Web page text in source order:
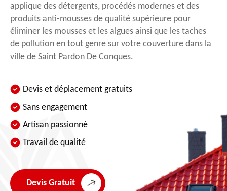
applique des détergents, procédés modernes et des
produits anti-mousses de qualité supérieure pour
éliminer les mousses et les algues ainsi que les taches
de pollution en tout genre sur votre couverture dans la
ville de Saint Pardon De Conques.
Devis et déplacement gratuits
Sans engagement
Artisan passionné
Travail de qualité
Devis Gratuit